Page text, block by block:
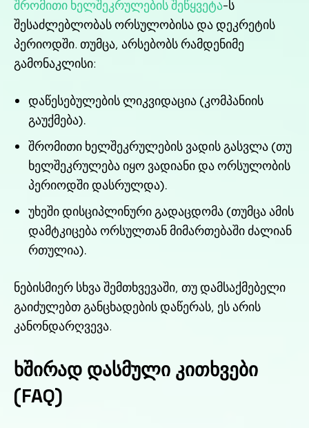
შრომითი ხელშეკრულების შეწყვეტა-ს
შესაძლებლობას ორსულობისა და დეკრეტის
პერიოდში. თუმცა, არსებობს რამდენიმე
გამონაკლისი:
დაწესებულების ლიკვიდაცია (კომპანიის
გაუქმება).
შრომითი ხელშეკრულების ვადის გასვლა (თუ
ხელშეკრულება იყო ვადიანი და ორსულობის
პერიოდში დასრულდა).
უხეში დისციპლინური გადაცდომა (თუმცა ამის
დამტკიცება ორსულთან მიმართებაში ძალიან
რთულია).
ნებისმიერ სხვა შემთხვევაში, თუ დამსაქმებელი
გაიძულებთ განცხადების დაწერას, ეს არის
კანონდარღვევა.
ხშირად დასმული კითხვები
(FAQ)